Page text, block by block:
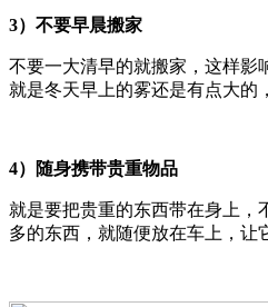
3）不要早晨搬家
不要一大清早的就搬家，这样影
就是冬天早上的雾还是有点大的
4）随身携带贵重物品
就是要把贵重的东西带在身上，
多的东西，就随便放在车上，让